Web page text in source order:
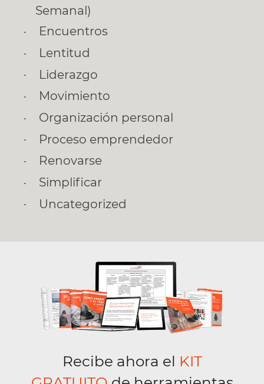
Semanal)
Encuentros
Lentitud
Liderazgo
Movimiento
Organización personal
Proceso emprendedor
Renovarse
Simplificar
Uncategorized
Recibe ahora el KIT